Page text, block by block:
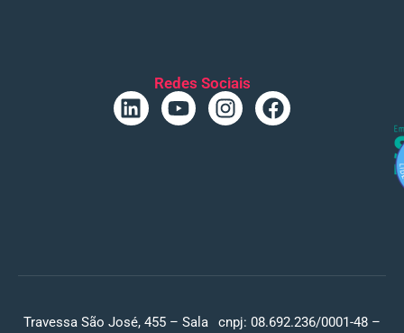
Redes Sociais
Travessa São José, 455 – Sala
cnpj: 08.692.236/0001-48 –